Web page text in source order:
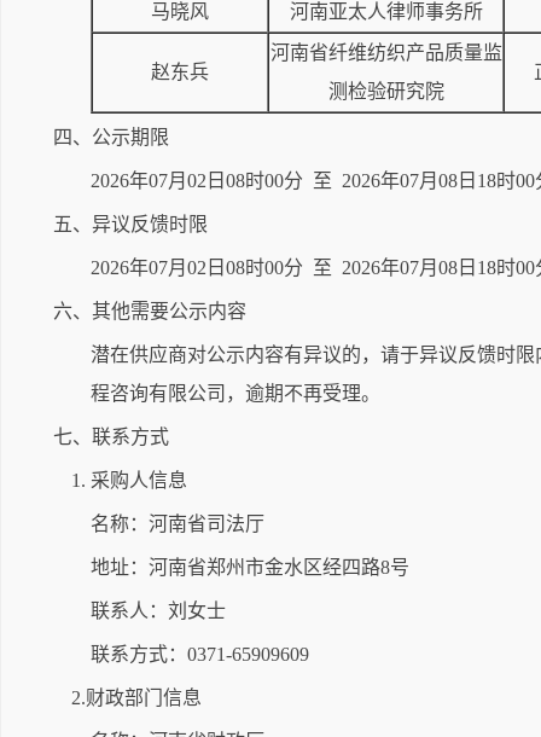
马晓风
河南亚太人律师事务所
赵东兵
河南省纤维纺织产品质量监
测检验研究院
四、公示期限
2026年07月02日08时00分 至 2026年07月08日18时
五、异议反馈时限
2026年07月02日08时00分 至 2026年07月08日18时00
六、其他需要公示内容
潜在供应商对公示内容有异议的，请于异议反馈时
程咨询有限公司，逾期不再受理。
七、联系方式
1. 采购人信息
名称：河南省司法厅
地址：河南省郑州市金水区经四路8号
联系人：刘女士
联系方式：0371-65909609
2.财政部门信息